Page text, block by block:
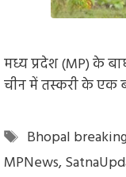
मध्य प्रदेश (MP) के
चीन में तस्करी के एक
Tags
Bhopal
MPNews,